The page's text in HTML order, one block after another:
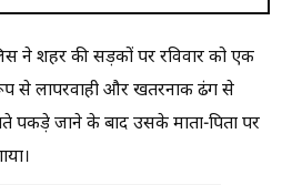
ने शहर की सड़कों पर रविवार को एक
से लापरवाही और खतरनाक ढंग से
पकड़े जाने के बाद उसके माता-पिता पर